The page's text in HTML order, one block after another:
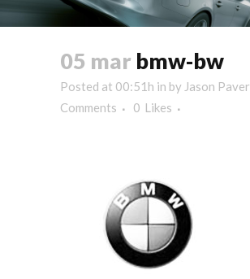
05 mar bmw-bw
Posted at 00:51h in by Jason Paver
Comments
0 Likes